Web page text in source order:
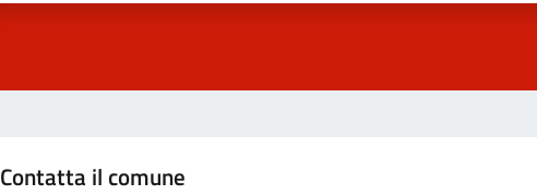
Contatta il comune